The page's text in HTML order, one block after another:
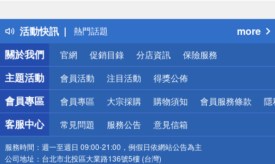
活動快訊
得獎公告
熱門話題
銀行優惠
偏遠地區配送
詐騙網頁！請小心！
more
關於我們
官網 促銷目錄 分店資訊 保險服務
主題活動 會員活動 注目活動 得獎公佈
會員專區 會員專區 大宗採購 購物須知 會員服務條款 隱
客服中心 常見問題 服務公告 意見信箱
服務時間： 週一至週日 09:00-21:00，例假日依網站公告為主
公司地址： 台北市北投區大業路136號5樓 (台灣)